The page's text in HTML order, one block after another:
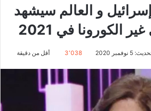
و العالم سيشهد
الكورونا في 2021
نوفمبر 2020 3٬038 أقل من دقيقة